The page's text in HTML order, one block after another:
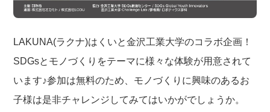
LAKUNA(ラクナ)はくいと金沢工業大学のコラボ企画！
SDGsとモノづくりをテーマに様々な体験が用意されて
います♪参加は無料のため、モノづくりに興味のあるお
子様は是非チャレンジしてみてはいかがでしょうか。